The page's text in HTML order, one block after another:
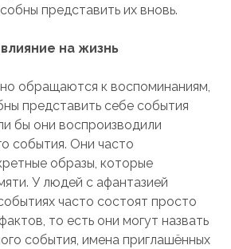
представить их вновь.
на жизнь
обращаются к воспоминаниям,
представить себе события
бы они воспроизводили
события. Они часто
образы, которые
У людей с афантазией
часто состоят просто
то есть они могут назвать
события, имена приглашённых